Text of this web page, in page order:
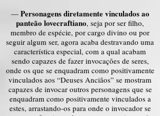
—Personagens diretamente vinculados ao
panteão lovecraftiano, seja por ser filho,
membro de espécie, por cargo divino ou por
seguir algum ser, agora acaba destravando uma
característica especial, com a qual acabam
sendo capazes de fazer invocações de seres,
onde os que se enquadram como positivamente
vinculados aos “Deuses Anciãos” se mostram
capazes de invocar outros personagens que se
enquadram como positivamente vinculados a
estes, arrastando-os para onde o invocador se